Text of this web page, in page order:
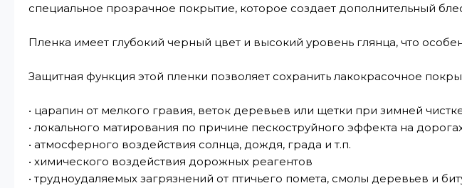
специальное прозрачное покрытие, которое создает дополнительный
Пленка имеет глубокий черный цвет и высокий уровень глянца, что
Защитная функция этой пленки позволяет сохранить лакокрасочное
• царапин от мелкого гравия, веток деревьев или щетки при зимней
• локального матирования по причине пескоструйного эффекта на
• атмосферного воздействия солнца, дождя, града и т.п.
• химического воздействия дорожных реагентов
• трудноудаляемых загрязнений от птичьего помета, смолы деревьев и